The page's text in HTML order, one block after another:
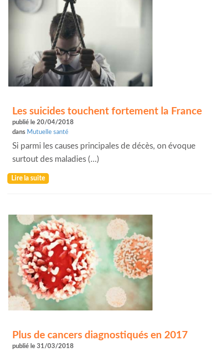
Les suicides touchent fortement la France
publié le 20/04/2018
dans Mutuelle santé
Si parmi les causes principales de décès, on évoque
surtout des maladies (…)
Lire la suite
Plus de cancers diagnostiqués en 2017
publié le 31/03/2018